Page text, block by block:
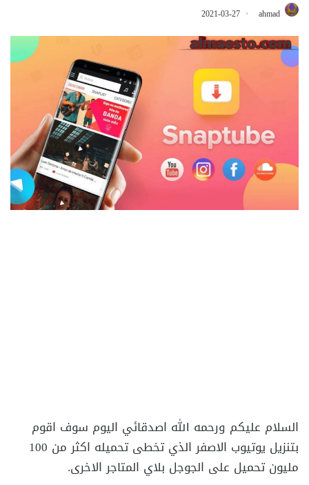
ahmad
2021-03-27
السلام عليكم ورحمه الله اصدقائي اليوم سوف اقوم
بتنزيل يوتيوب الاصفر الذي تخطى تحميله اكثر من 100
مليون تحميل على الجوجل بلاي المتاجر الاخرى.